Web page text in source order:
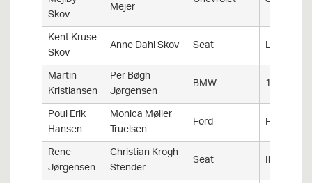
Skov Mejer
Kent Kruse
Skov Anne Dahl Skov Seat
Leon
Martin
Kristiansen
Per Bøgh
Jørgensen BMW
130I
Poul Erik
Hansen
Monica Møller
Truelsen Ford
Fiesta
Rene
Jørgensen
Christian Krogh
Stender Seat
Ibiza